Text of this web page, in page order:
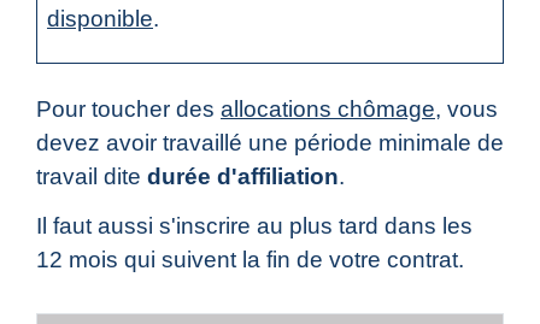
disponible.
Pour toucher des allocations chômage, vous
devez avoir travaillé une période minimale de
travail dite durée d'affiliation.
Il faut aussi s'inscrire au plus tard dans les
12 mois qui suivent la fin de votre contrat.